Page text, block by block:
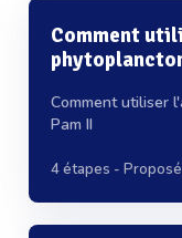
Comment
Comment utiliser
Pam II
4 étapes -